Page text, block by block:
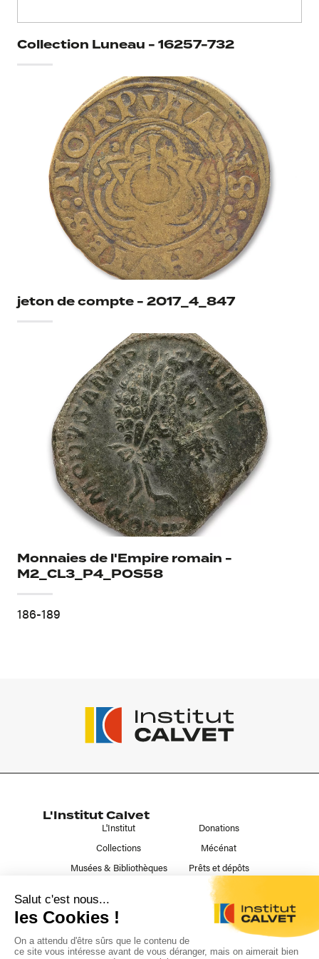
Collection Luneau - 16257-732
jeton de compte - 2017_4_847
Monnaies de l'Empire romain -
M2_CL3_P4_POS58
186-189
L'Institut Calvet
L'Institut
Collections
Musées & Bibliothèques
Donations
Mécénat
Prêts et dépôts
Liens utiles